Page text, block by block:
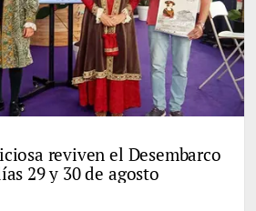
reviven el Desembarco
29 y 30 de agosto